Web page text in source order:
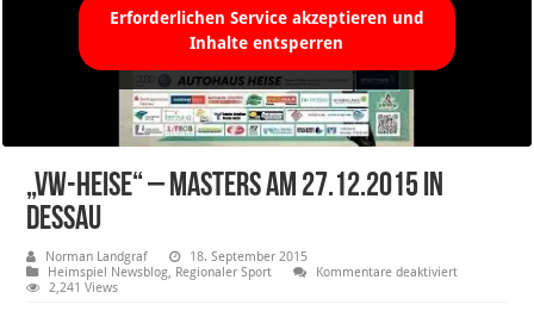
Erforderlichen Service akzeptieren und
Inhalte entsperren
„VW-Heise“ – Masters am 27.12.2015 in
Dessau
Norman Landgraf
18. September 2015
Heimspiel Newsblog, Regionaler Sport Kommentare deaktiviertfür
2,241 Views